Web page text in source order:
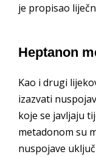
je propisao
Heptanon
Kao i drugi
izazvati
koje se javljaju
metadonom su
nuspojave